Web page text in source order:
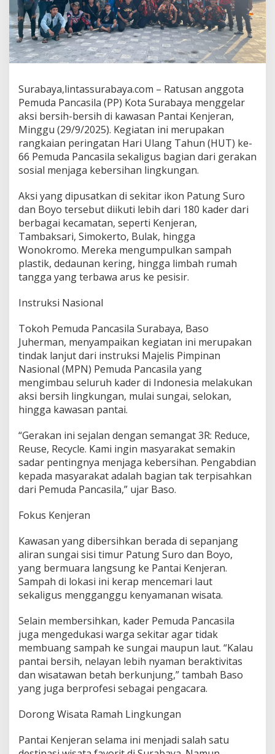
a
y
a
G
e
l
r
A
k
s
i
B
e
r
s
h
-
e
r
s
i
h
P
n
a
i
K
e
n
j
e
r
a
Surabaya,lintassurabaya.com – Ratusan anggota
Pemuda Pancasila (PP) Kota Surabaya menggelar
aksi bersih-bersih di kawasan Pantai Kenjeran,
Minggu (29/9/2025). Kegiatan ini merupakan
rangkaian peringatan Hari Ulang Tahun (HUT) ke-
66 Pemuda Pancasila sekaligus bagian dari gerakan
sosial menjaga kebersihan lingkungan.
Aksi yang dipusatkan di sekitar ikon Patung Suro
dan Boyo tersebut diikuti lebih dari 180 kader dari
berbagai kecamatan, seperti Kenjeran,
Tambaksari, Simokerto, Bulak, hingga
Wonokromo. Mereka mengumpulkan sampah
plastik, dedaunan kering, hingga limbah rumah
tangga yang terbawa arus ke pesisir.
Instruksi Nasional
Tokoh Pemuda Pancasila Surabaya, Baso
Juherman, menyampaikan kegiatan ini merupakan
tindak lanjut dari instruksi Majelis Pimpinan
Nasional (MPN) Pemuda Pancasila yang
mengimbau seluruh kader di Indonesia melakukan
aksi bersih lingkungan, mulai sungai, selokan,
hingga kawasan pantai.
“Gerakan ini sejalan dengan semangat 3R: Reduce,
Reuse, Recycle. Kami ingin masyarakat semakin
sadar pentingnya menjaga kebersihan. Pengabdian
kepada masyarakat adalah bagian tak terpisahkan
dari Pemuda Pancasila,” ujar Baso.
Fokus Kenjeran
Kawasan yang dibersihkan berada di sepanjang
aliran sungai sisi timur Patung Suro dan Boyo,
yang bermuara langsung ke Pantai Kenjeran.
Sampah di lokasi ini kerap mencemari laut
sekaligus mengganggu kenyamanan wisata.
Selain membersihkan, kader Pemuda Pancasila
juga mengedukasi warga sekitar agar tidak
membuang sampah ke sungai maupun laut. “Kalau
pantai bersih, nelayan lebih nyaman beraktivitas
dan wisatawan betah berkunjung,” tambah Baso
yang juga berprofesi sebagai pengacara.
Dorong Wisata Ramah Lingkungan
Pantai Kenjeran selama ini menjadi salah satu